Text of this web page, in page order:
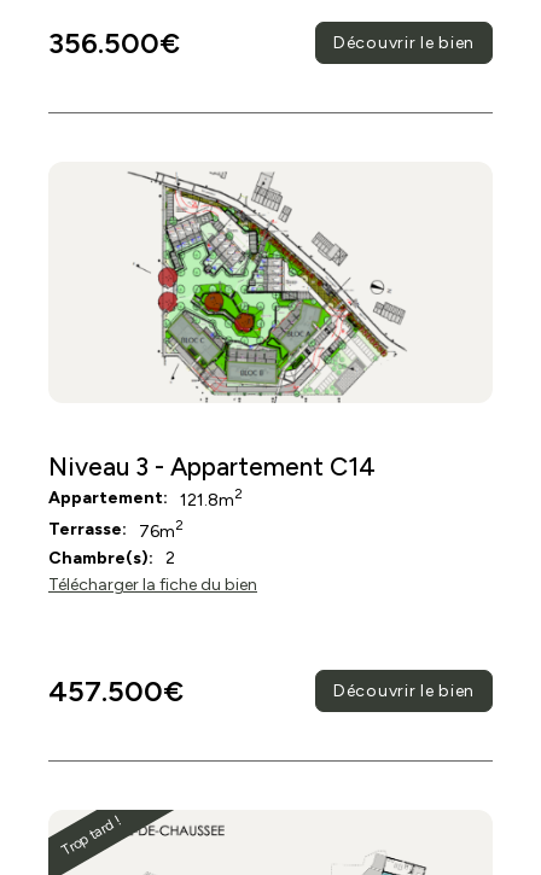
356.500€ Découvrir le bien
Niveau 3 - Appartement C14
Appartement: 121.8m2
Terrasse: 76m2
Chambre(s):
2
Télécharger la fiche du bien
457.500€ Découvrir le bien
Trop tard !